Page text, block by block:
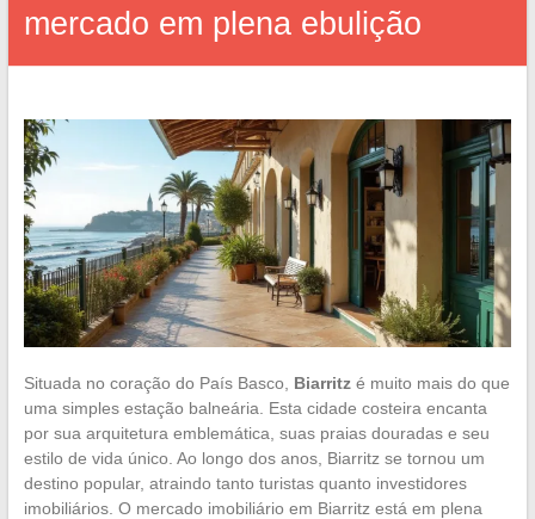
mercado em plena ebulição
Situada no coração do País Basco, Biarritzé muito mais do que
uma simples estação balneária. Esta cidade costeira encanta
por sua arquitetura emblemática, suas praias douradas e seu
estilo de vida único. Ao longo dos anos, Biarritz se tornou um
destino popular, atraindo tanto turistas quanto investidores
imobiliários. O mercado imobiliário em Biarritz está em plena